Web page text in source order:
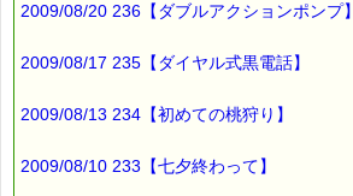
詳しい情報が掲載されたサイトを
ご紹介します。
三毛猫の科学
2009/08/20 236【ダブルアクションポンプ】
2009/08/17 235【ダイヤル式黒電話】
2009/08/13 234【初めての桃狩り】
2009/08/10 233【七夕終わって】